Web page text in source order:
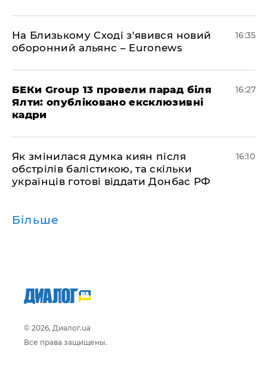
На Близькому Сході з'явився новий
оборонний альянс – Euronews
16:35
БЕКи Group 13 провели парад біля
Ялти: опубліковано ексклюзивні
кадри
16:27
Як змінилася думка киян після
обстрілів балістикою, та скільки
українців готові віддати Донбас РФ
16:10
Більше
© 2026, Диалог.ua
Все права защищены.